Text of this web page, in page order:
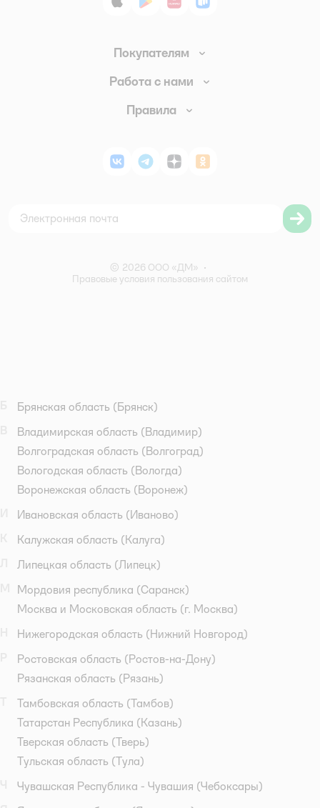
App StoreGoogle Play
AppGallery
RuStore
Покупателям
Доставка и оплата
Промокоды
Магазины
Работа с нами
Вакансии
Правила
Политика конфиденциальности
Правила бонусной программы
© 2026 ООО «ДМ» •
Правовые условия пользования сайтом
ВКонтакте
TelegramДзен Одноклассники
Брянская область (Брянск)
Владимирская область (Владимир)
Волгоградская область (Волгоград)
Вологодская область (Вологда)
Воронежская область (Воронеж)
Ивановская область (Иваново)
Калужская область (Калуга)
Липецкая область (Липецк)
Мордовия республика (Саранск)
Москва и Московская область (г. Москва)
Нижегородская область (Нижний Новгород)
Ростовская область (Ростов-на-Дону)
Рязанская область (Рязань)
Тамбовская область (Тамбов)
Татарстан Республика (Казань)
Тверская область (Тверь)
Тульская область (Тула)
Чувашская Республика - Чувашия (Чебоксары)